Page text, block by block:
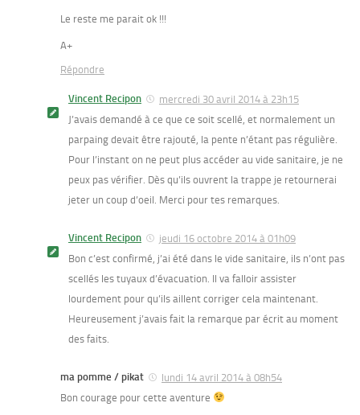
Le reste me parait ok !!!
A+
Répondre
Vincent Recipon
mercredi 30 avril 2014 à 23h15
J’avais demandé à ce que ce soit scellé, et normalement un
parpaing devait être rajouté, la pente n’étant pas régulière.
Pour l’instant on ne peut plus accéder au vide sanitaire, je ne
peux pas vérifier. Dès qu’ils ouvrent la trappe je retournerai
jeter un coup d’oeil. Merci pour tes remarques.
Vincent Recipon
jeudi 16 octobre 2014 à 01h09
Bon c’est confirmé, j’ai été dans le vide sanitaire, ils n’ont pas
scellés les tuyaux d’évacuation. Il va falloir assister
lourdement pour qu’ils aillent corriger cela maintenant.
Heureusement j’avais fait la remarque par écrit au moment
des faits.
ma pomme / pikat
lundi 14 avril 2014 à 08h54
Bon courage pour cette aventure